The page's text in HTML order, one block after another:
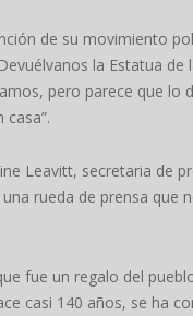
de su movimiento
la Estatua de
pero parece que lo
casa”.
Leavitt, secretaria de
rueda de prensa que
fue un regalo del
casi 140 años, se ha